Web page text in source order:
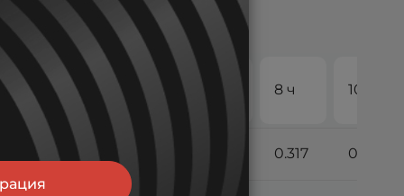
4 ч 5 ч 6 ч 8 ч 10 ч
0.565 0.317 0.264